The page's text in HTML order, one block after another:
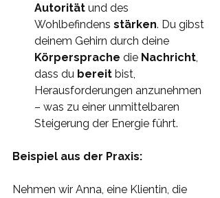
Autorität und des
Wohlbefindens stärken. Du gibst
deinem Gehirn durch deine
Körpersprache die Nachricht,
dass du bereit bist,
Herausforderungen anzunehmen
– was zu einer unmittelbaren
Steigerung der Energie führt.
Beispiel aus der Praxis:
Nehmen wir Anna, eine Klientin, die